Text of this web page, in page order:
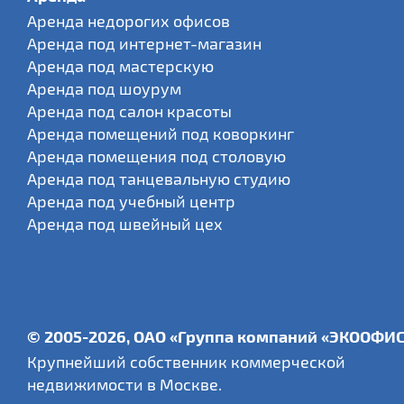
Аренда недорогих офисов
Аренда под интернет-магазин
Аренда под мастерскую
Аренда под шоурум
Аренда под салон красоты
Аренда помещений под коворкинг
Аренда помещения под столовую
Аренда под танцевальную студию
Аренда под учебный центр
Аренда под швейный цех
© 2005-2026, ОАО «Группа компаний
Крупнейший собственник коммерческой
недвижимости в Москве.